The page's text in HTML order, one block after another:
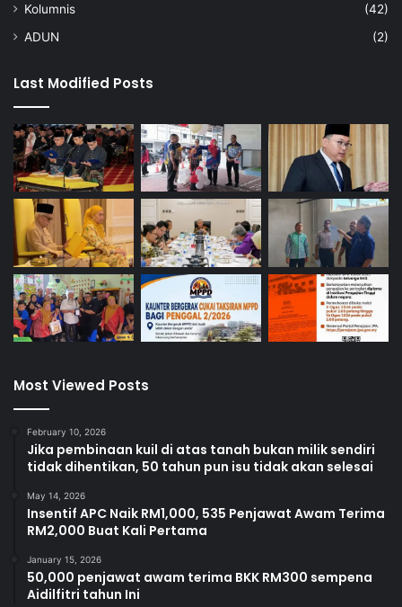
Kolumnis
(42)
ADUN
(2)
Last Modified Posts
Most Viewed Posts
February 10, 2026
Jika pembinaan kuil di atas tanah bukan milik sendiri
tidak dihentikan, 50 tahun pun isu tidak akan selesai
May 14, 2026
Insentif APC Naik RM1,000, 535 Penjawat Awam Terima
RM2,000 Buat Kali Pertama
January 15, 2026
50,000 penjawat awam terima BKK RM300 sempena
Aidilfitri tahun Ini